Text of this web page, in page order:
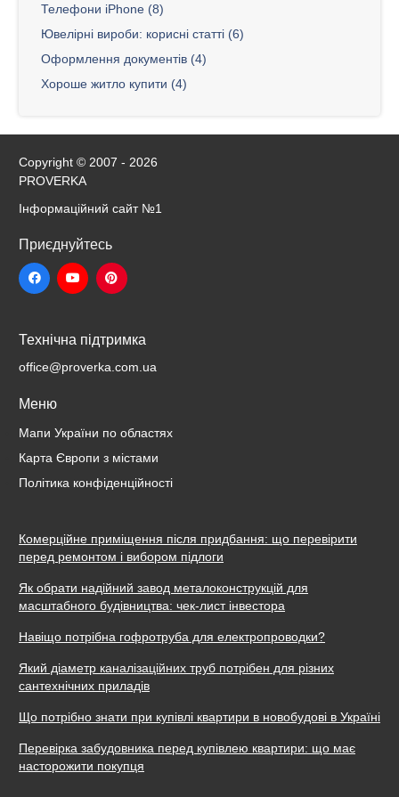
Телефони iPhone (8)
Ювелірні вироби: корисні статті (6)
Оформлення документів (4)
Хороше житло купити (4)
Copyright © 2007 - 2026
PROVERKA
Інформаційний сайт №1
Приєднуйтесь
Технічна підтримка
office@proverka.com.ua
Меню
Мапи України по областях
Карта Європи з містами
Політика конфіденційності
Комерційне приміщення після придбання: що перевірити
перед ремонтом і вибором підлоги
Як обрати надійний завод металоконструкцій для
масштабного будівництва: чек-лист інвестора
Навіщо потрібна гофротруба для електропроводки?
Який діаметр каналізаційних труб потрібен для різних
сантехнічних приладів
Що потрібно знати при купівлі квартири в новобудові в Україні
Перевірка забудовника перед купівлею квартири: що має
насторожити покупця